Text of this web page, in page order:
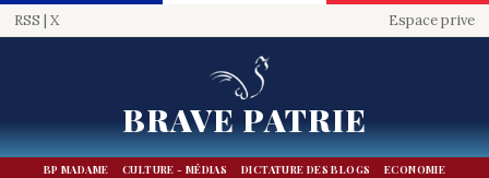
RSS | X Espace prive
BRAVE PATRIE
BP MADAME CULTURE - MÉDIAS DICTATURE DES BLOGS
ECONOMIE